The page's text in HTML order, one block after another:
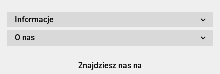
Informacje
O nas
Znajdziesz nas na